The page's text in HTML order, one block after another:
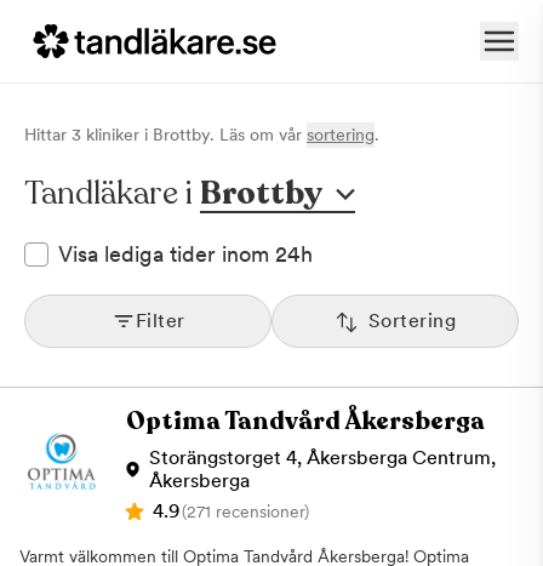
Hittar 3 kliniker i Brottby. Läs om vår sortering.
Tandläkare i Brottby
Visa lediga tider inom 24h
Filter Sortering
Optima Tandvård Åkersberga
Storängstorget 4, Åkersberga Centrum,
Åkersberga
4.9(271 recensioner)
Varmt välkommen till Optima Tandvård Åkersberga! Optima